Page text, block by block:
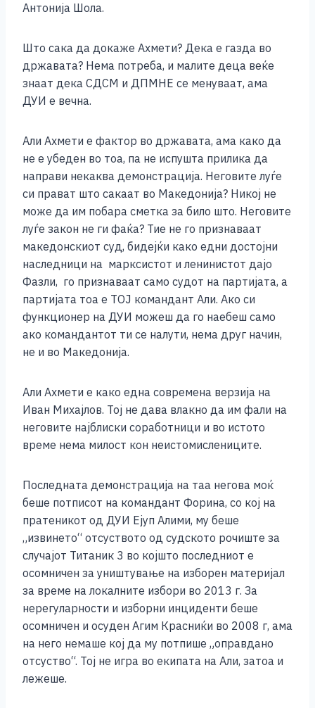
Антонија Шола.
Што сака да докаже Ахмети? Дека е газда во
државата? Нема потреба, и малите деца веќе
знаат дека СДСМ и ДПМНЕ се менуваат, ама
ДУИ е вечна.
Али Ахмети е фактор во државата, ама како да
не е убеден во тоа, па не испушта прилика да
направи некаква демонстрација. Неговите луѓе
си прават што сакаат во Македонија? Никој не
може да им побара сметка за било што. Неговите
луѓе закон не ги фаќа? Тие не го признаваат
македонскиот суд, бидејќи како едни достојни
наследници на марксистот и ленинистот дајо
Фазли, го признаваат само судот на партијата, а
партијата тоа е ТОЈ командант Али. Ако си
функционер на ДУИ можеш да го наебеш само
ако командантот ти се налути, нема друг начин,
не и во Македонија.
Али Ахмети е како една современа верзија на
Иван Михајлов. Тој не дава влакно да им фали на
неговите најблиски соработници и во истото
време нема милост кон неистомислениците.
Последната демонстрација на таа негова моќ
беше потписот на командант Форина, со кој на
пратеникот од ДУИ Ејуп Алими, му беше
„извинето“ отсуството од судското рочиште за
случајот Титаник 3 во којшто последниот е
осомничен за уништување на изборен материјал
за време на локалните избори во 2013 г. За
нерегуларности и изборни инциденти беше
осомничен и осуден Агим Красниќи во 2008 г, ама
на него немаше кој да му потпише „оправдано
отсуство“. Тој не игра во екипата на Али, затоа и
лежеше.